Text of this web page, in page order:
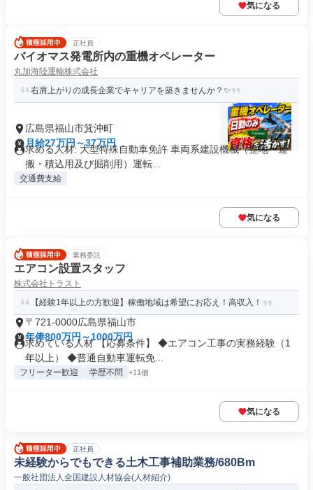
気になる
正社員
バイオマス発電所内の重機オペレーター
丸加海陸運輸株式会社
右肩上がりの成長企業でキャリアを築きませんか？✨
広島県福山市箕沖町
月給27万円～37万円
求める人材: 大型特殊自動車免許 車両系建設機械（整地・運
搬・積込用及び掘削用）運転...
交通費支給
気になる
業務委託
エアコン設置スタッフ
株式会社トラスト
【経験1年以上の方歓迎】稼働地域は希望にお応え！高収入！
〒721-0000広島県福山市
年俸800万円～1000万円
求めている人材 【応募条件】 ◆エアコン工事の実務経験（1
年以上） ◆普通自動車運転免...
フリーター歓迎 学歴不問 +11個
気になる
正社員
未経験からでもできる土木工事補助業務/680Bm
一般社団法人全国建設人材協会(人材紹介)